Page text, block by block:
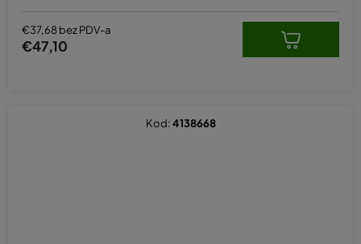
€37,68 bez PDV-a
€47,10
Kod:4138668